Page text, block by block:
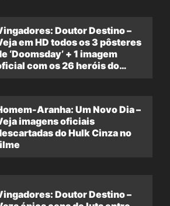
Doutor Destino –
em HD todos os 3 pôsteres
‘Doomsday’ + 1 imagem
com os 26 heróis do
Aranha: Um Novo Dia –
imagens oficiais
do Hulk Cinza no
Doutor Destino –